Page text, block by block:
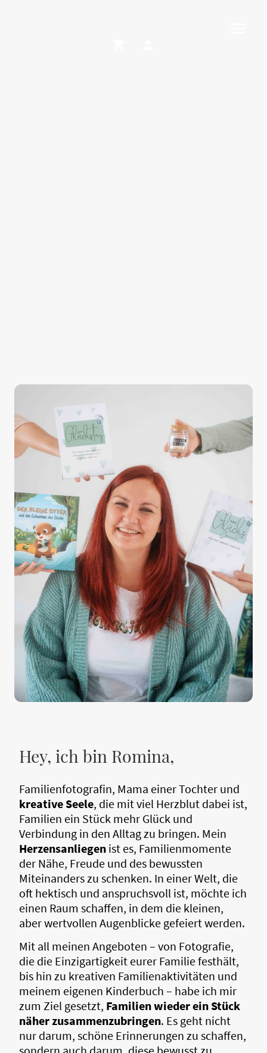
Hey, ich bin Romina,
Familienfotografin, Mama einer Tochter und
kreative Seele, die mit viel Herzblut dabei ist,
Familien ein Stück mehr Glück und
Verbindung in den Alltag zu bringen. Mein
Herzensanliegen ist es, Familienmomente
der Nähe, Freude und des bewussten
Miteinanders zu schenken. In einer Welt, die
oft hektisch und anspruchsvoll ist, möchte ich
einen Raum schaffen, in dem die kleinen,
aber wertvollen Augenblicke gefeiert werden.
Mit all meinen Angeboten – von Fotografie,
die die Einzigartigkeit eurer Familie festhält,
bis hin zu kreativen Familienaktivitäten und
meinem eigenen Kinderbuch – habe ich mir
zum Ziel gesetzt, Familien wieder ein Stück
näher zusammenzubringen. Es geht nicht
nur darum, schöne Erinnerungen zu schaffen,